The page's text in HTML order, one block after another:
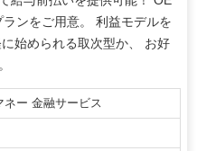
ンをご用意。 利益モデルを
始められる取次型か、 お好
ネー 金融サービス